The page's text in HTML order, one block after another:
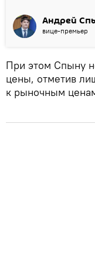
Андрей
вице-премьер
При этом Спыну
цены, отметив
к рыночным